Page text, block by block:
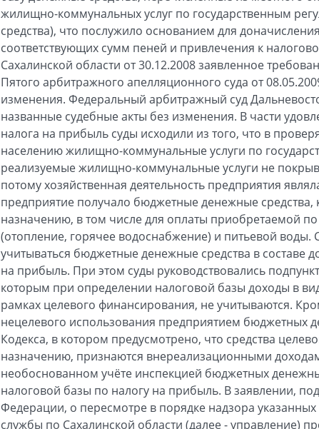
жилищно-коммунальных услуг по государственным
средства), что послужило основанием для
соответствующих сумм пеней и привлечения к
Сахалинской области от 30.12.2008 заявленное
Пятого арбитражного апелляционного суда от
изменения. Федеральный арбитражный суд
названные судебные акты без изменения. В части
налога на прибыль суды исходили из того, что в
населению жилищно-коммунальные услуги по
реализуемые жилищно-коммунальные услуги не
потому хозяйственная деятельность предприятия
предприятие получало бюджетные денежные
назначению, в том числе для оплаты приобретаемой
(отопление, горячее водоснабжение) и питьевой
учитываться бюджетные денежные средства в составе
на прибыль. При этом суды руководствовались
которым при определении налоговой базы доходы в
рамках целевого финансирования, не учитываются.
нецелевого использования предприятием бюджетных
Кодекса, в котором предусмотрено, что средства
назначению, признаются внереализационными
необоснованном учёте инспекцией бюджетных
налоговой базы по налогу на прибыль. В заявлении,
Федерации, о пересмотре в порядке надзора
службы по Сахалинской области (далее - управление)